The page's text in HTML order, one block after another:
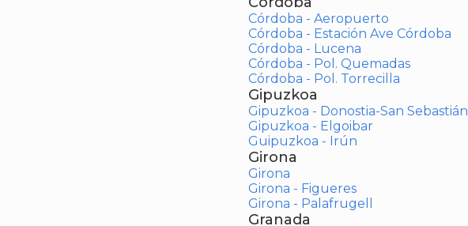
Córdoba - Aeropuerto
Córdoba - Estación Ave Córdoba
Córdoba - Lucena
Córdoba - Pol. Quemadas
Córdoba - Pol. Torrecilla
Gipuzkoa
Gipuzkoa - Donostia-San Sebastián
Gipuzkoa - Elgoibar
Guipuzkoa - Irún
Girona
Girona
Girona - Figueres
Girona - Palafrugell
Granada